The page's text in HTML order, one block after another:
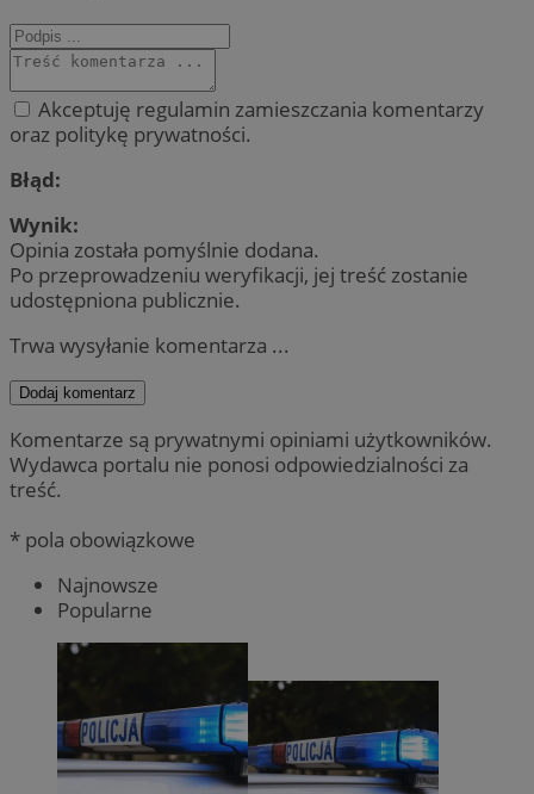
Akceptuję regulamin zamieszczania komentarzy
oraz politykę prywatności.
Błąd:
Wynik:
Opinia została pomyślnie dodana.
Po przeprowadzeniu weryfikacji, jej treść zostanie
udostępniona publicznie.
Trwa wysyłanie komentarza ...
Dodaj komentarz
Komentarze są prywatnymi opiniami użytkowników.
Wydawca portalu nie ponosi odpowiedzialności za
treść.
* pola obowiązkowe
Najnowsze
Popularne